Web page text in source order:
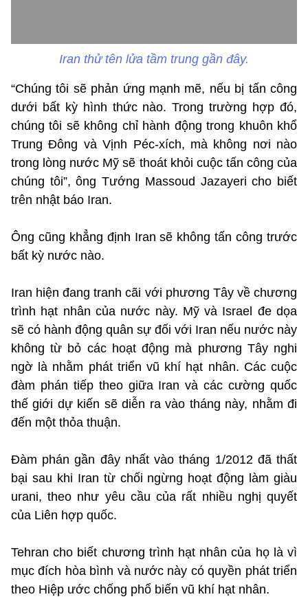
Iran thử tên lửa tầm trung gần đây.
“Chúng tôi sẽ phản ứng mạnh mẽ, nếu bị tấn công
dưới bất kỳ hình thức nào. Trong trường hợp đó,
chúng tôi sẽ không chỉ hành động trong khuôn khổ
Trung Đông và Vịnh Péc-xích, mà không nơi nào
trong lòng nước Mỹ sẽ thoát khỏi cuộc tấn công của
chúng tôi”, ông Tướng Massoud Jazayeri cho biết
trên nhật báo Iran.
Ông cũng khẳng định Iran sẽ không tấn công trước
bất kỳ nước nào.
Iran hiện đang tranh cãi với phương Tây về chương
trình hạt nhân của nước này. Mỹ và Israel đe dọa
sẽ có hành động quân sự đối với Iran nếu nước này
không từ bỏ các hoạt động mà phương Tây nghi
ngờ là nhằm phát triển vũ khí hạt nhân. Các cuộc
đàm phán tiếp theo giữa Iran và các cường quốc
thế giới dự kiến sẽ diễn ra vào tháng này, nhằm đi
đến một thỏa thuận.
Đàm phán gần đây nhất vào tháng 1/2012 đã thất
bại sau khi Iran từ chối ngừng hoạt động làm giàu
urani, theo như yêu cầu của rất nhiều nghị quyết
của Liên hợp quốc.
Tehran cho biết chương trình hạt nhân của họ là vì
mục đích hòa bình và nước này có quyền phát triển
theo Hiệp ước chống phổ biến vũ khí hạt nhân.